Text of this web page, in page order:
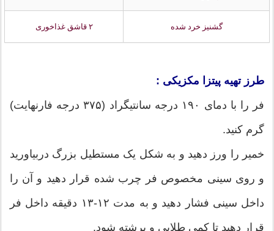
گشنیز خرد شده ۲ قاشق غذاخوری
طرز تهیه پیتزا مکزیکی :
فر را با دمای ۱۹۰ درجه سانتیگراد (۳۷۵ درجه فارنهایت)
گرم کنید.
خمیر را ورز دهید و به شکل یک مستطیل بزرگ دربیاورید
و روی سینی مخصوص فر چرب شده قرار دهید و آن را
داخل سینی فشار دهید و به مدت ۱۲-۱۳ دقیقه داخل فر
قرار دهید تا کمی طلایی و برشته شود.